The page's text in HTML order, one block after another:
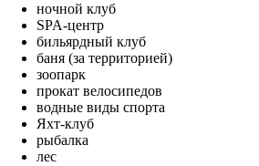
ночной клуб
SPA-центр
бильярдный клуб
баня (за территорией)
зоопарк
прокат велосипедов
водные виды спорта
Яхт-клуб
рыбалка
лес